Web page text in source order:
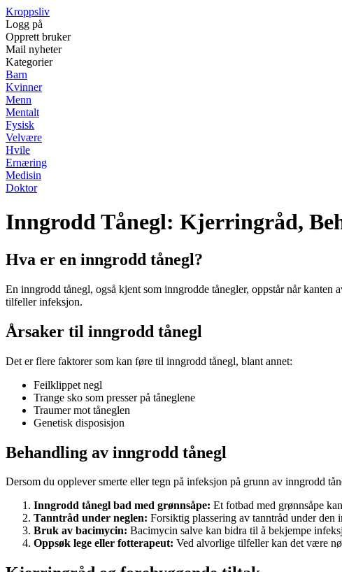
Kroppsliv
Logg på
Opprett bruker
Mail nyheter
Kategorier
Barn
Kvinner
Menn
Mentalt
Fysisk
Velvære
Hvile
Ernæring
Medisin
Doktor
Inngrodd Tånegl: Kjerringråd,
Hva er en inngrodd tånegl?
En inngrodd tånegl, også kjent som inngrodde tånegler, oppstår når
tilfeller infeksjon.
Årsaker til inngrodd tånegl
Det er flere faktorer som kan føre til inngrodd tånegl, blant annet:
Feilklippet negl
Trange sko som presser på tåneglene
Traumer mot tåneglen
Genetisk disposisjon
Behandling av inngrodd tånegl
Dersom du opplever smerte eller tegn på infeksjon på grunn av inngrodd
Inngrodd tånegl bad med grønnsåpe: Et fotbad med grønnsåpe
Tanntråd under neglen: Forsiktig plassering av tanntråd under den
Bruk av bacimycin: Bacimycin salve kan bidra til å bekjempe
Oppsøk lege eller fotterapeut: Ved alvorlige tilfeller kan det være